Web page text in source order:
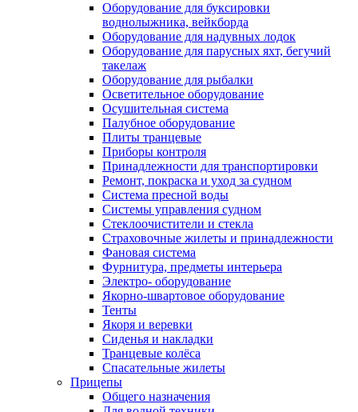
Оборудование для буксировки
воднолыжника, вейкборда
Оборудование для надувных лодок
Оборудование для парусных яхт, бегучий
такелаж
Оборудование для рыбалки
Осветительное оборудование
Осушительная система
Палубное оборудование
Плиты транцевые
Приборы контроля
Принадлежности для транспортировки
Ремонт, покраска и уход за судном
Система пресной воды
Системы управления судном
Стеклоочистители и стекла
Страховочные жилеты и принадлежности
Фановая система
Фурнитура, предметы интерьера
Электро- оборудование
Якорно-швартовое оборудование
Тенты
Якоря и веревки
Сиденья и накладки
Транцевые колёса
Спасательные жилеты
Прицепы
Общего назначения